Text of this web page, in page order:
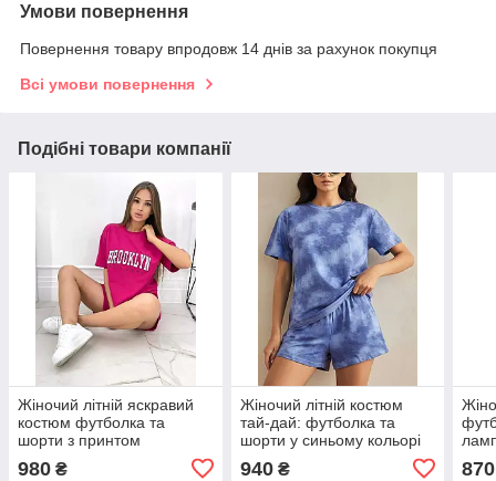
Умови повернення
Повернення товару впродовж 14 днів за рахунок покупця
Всі умови повернення
Подібні товари компанії
Жіночий літній яскравий
костюм футболка та
шорти з принтом
980 ₴
Жіночий літній костюм
тай-дай: футболка та
шорти у синьому кольорі
940₴ 870